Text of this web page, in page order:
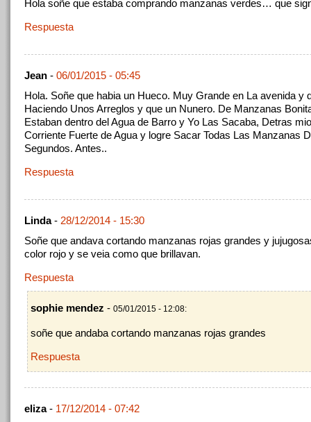
Hola soñe que estaba comprando manzanas verdes… que
Respuesta
Jean - 06/01/2015 - 05:45
Hola. Soñe que habia un Hueco. Muy Grande en La avenida y
Haciendo Unos Arreglos y que un Nunero. De Manzanas
Estaban dentro del Agua de Barro y Yo Las Sacaba, Detras
Corriente Fuerte de Agua y logre Sacar Todas Las Manzanas
Segundos. Antes..
Respuesta
Linda- 28/12/2014 - 15:30
Soñe que andava cortando manzanas rojas grandes y
color rojo y se veia como que brillavan.
Respuesta
sophie mendez - 05/01/2015 - 12:08:
soñe que andaba cortando manzanas rojas grandes
Respuesta
eliza- 17/12/2014 - 07:42